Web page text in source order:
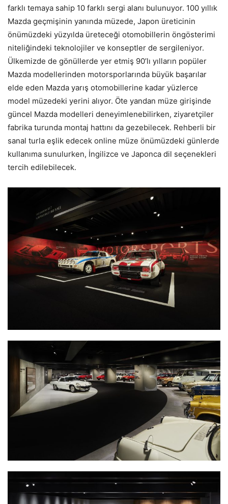
farklı temaya sahip 10 farklı sergi alanı bulunuyor. 100 yıllık
Mazda geçmişinin yanında müzede, Japon üreticinin
önümüzdeki yüzyılda üreteceği otomobillerin öngösterimi
niteliğindeki teknolojiler ve konseptler de sergileniyor.
Ülkemizde de gönüllerde yer etmiş 90’lı yılların popüler
Mazda modellerinden motorsporlarında büyük başarılar
elde eden Mazda yarış otomobillerine kadar yüzlerce
model müzedeki yerini alıyor. Öte yandan müze girişinde
güncel Mazda modelleri deneyimlenebilirken, ziyaretçiler
fabrika turunda montaj hattını da gezebilecek. Rehberli bir
sanal turla eşlik edecek online müze önümüzdeki günlerde
kullanıma sunulurken, İngilizce ve Japonca dil seçenekleri
tercih edilebilecek.